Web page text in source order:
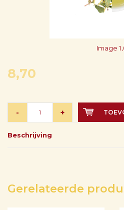
Image1
8,70
- +
Beschrijving
Gerelateerde